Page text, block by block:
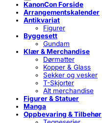
KanonCon Forside
Arrangementskalender
Antikvariat
Figurer
Byggesett
Gundam
Klær & Merchandise
Dørmatter
Kopper & Glass
Sekker og vesker
T-Skjorter
Alt merchandise
Figurer & Statuer
Manga
Oppbevaring & Tilbehør